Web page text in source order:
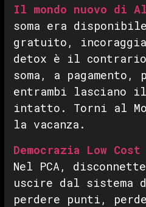
Il mondo nuovo di
soma era
gratuito,
detox è il
soma, a pagamento,
entrambi lasciano
intatto. Torni al
la vacanza.
Democrazia Low
Nel PCA,
uscire dal sistema
perdere punti,